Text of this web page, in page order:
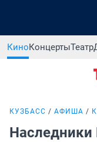
КиноКонцертыТеатр
КУЗБАСС АФИША